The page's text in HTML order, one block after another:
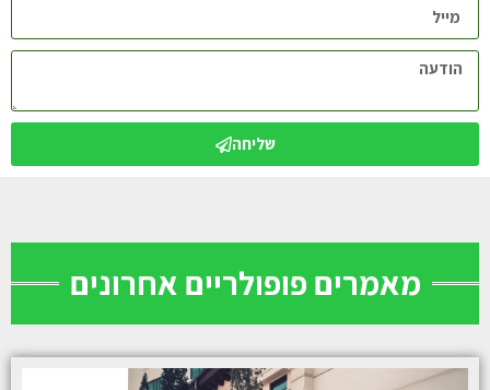
שליחה
מאמרים פופולריים אחרונים